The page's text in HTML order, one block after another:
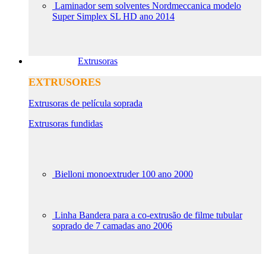
Laminador sem solventes Nordmeccanica modelo
Super Simplex SL HD ano 2014
Extrusoras
EXTRUSORES
Extrusoras de película soprada
Extrusoras fundidas
Bielloni monoextruder 100 ano 2000
Linha Bandera para a co-extrusão de filme tubular
soprado de 7 camadas ano 2006